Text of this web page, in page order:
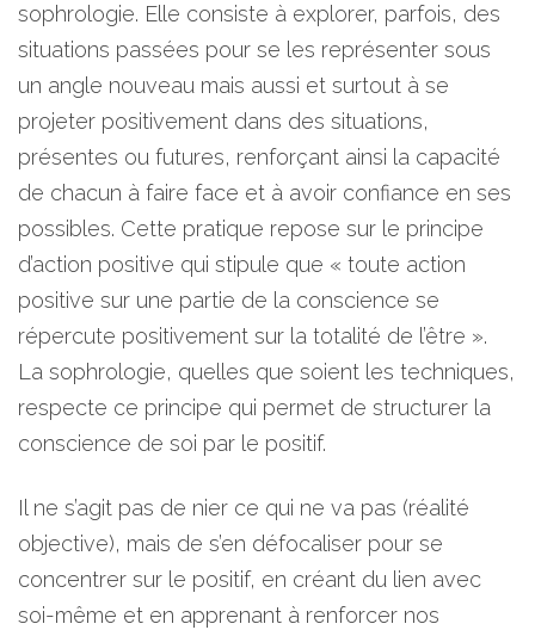
sophrologie. Elle consiste à explorer, parfois, des
situations passées pour se les représenter sous
un angle nouveau mais aussi et surtout à se
projeter positivement dans des situations,
présentes ou futures, renforçant ainsi la capacité
de chacun à faire face et à avoir confiance en ses
possibles. Cette pratique repose sur le principe
d’action positive qui stipule que « toute action
positive sur une partie de la conscience se
répercute positivement sur la totalité de l’être ».
La sophrologie, quelles que soient les techniques,
respecte ce principe qui permet de structurer la
conscience de soi par le positif.
Il ne s’agit pas de nier ce qui ne va pas (réalité
objective), mais de s’en défocaliser pour se
concentrer sur le positif, en créant du lien avec
soi-même et en apprenant à renforcer nos